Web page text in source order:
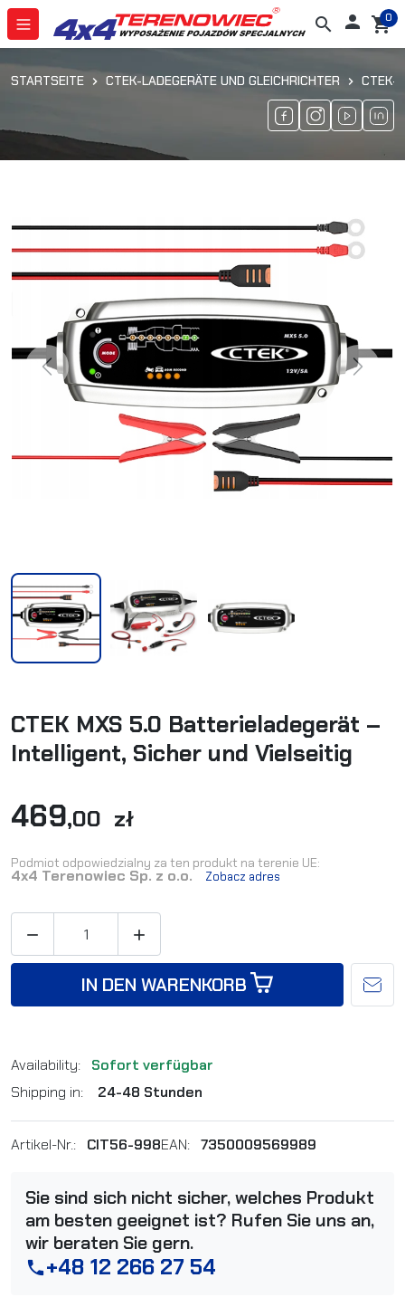
search  shopping_cart
0
STARTSEITE CTEK-LADEGERÄTE UND GLEICHRICHTER CTEK-
Previous Next
CTEK MXS 5.0 Batterieladegerät –
Intelligent, Sicher und Vielseitig
469,00 zł
Podmiot odpowiedzialny za ten produkt na terenie UE:
4x4 Terenowiec Sp. z o.o. Zobacz adres
 
IN DEN WARENKORB
Availability:
Sofort verfügbar
Shipping in:
24-48 Stunden
Artikel-Nr.: CIT56-998EAN: 7350009569989
Sie sind sich nicht sicher, welches Produkt
am besten geeignet ist? Rufen Sie uns an,
wir beraten Sie gern.
phone+48 12 266 27 54